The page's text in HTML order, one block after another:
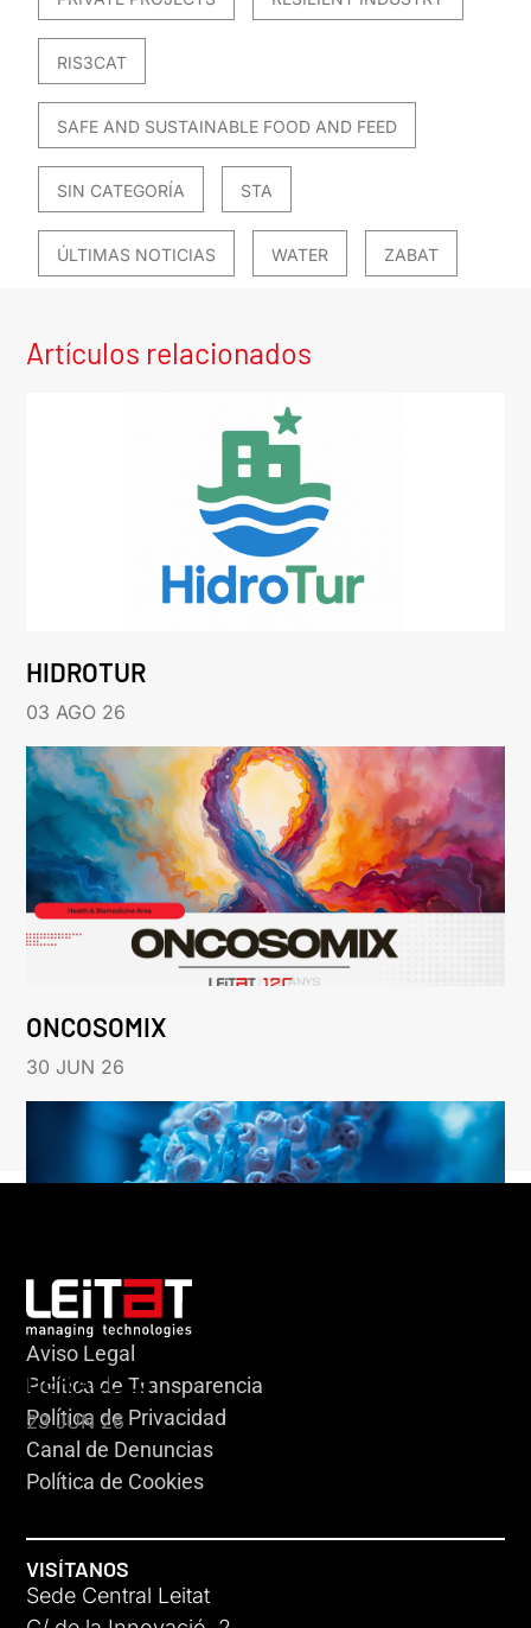
RIS3CAT
SAFE AND SUSTAINABLE FOOD AND FEED
SIN CATEGORÍA STA
ÚLTIMAS NOTICIAS WATER ZABAT
Artículos relacionados
HIDROTUR
03 AGO 26
ONCOSOMIX
30 JUN 26
HERACLES
23 JUN 26
Aviso Legal
Política de Transparencia
Política de Privacidad
Canal de Denuncias
Política de Cookies
VISÍTANOS
Sede Central Leitat